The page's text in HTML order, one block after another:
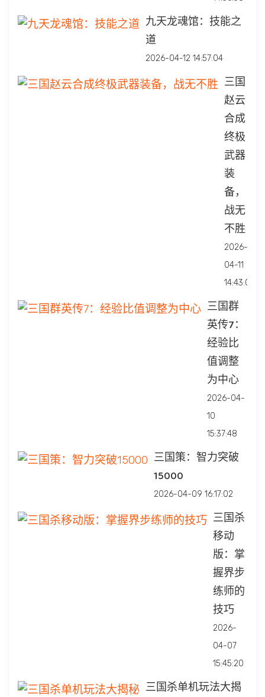
九天龙魂馆：技能之
道
2026-04-12 14:57:04
三国
赵云
合成
终极
武器
装
备，
战无
不胜
2026-
04-11
14:43:07
三国群
英传7：
经验比
值调整
为中心
2026-04-
10
15:37:48
三国策：智力突破
15000
2026-04-09 16:17:02
三国杀
移动
版：掌
握界步
练师的
技巧
2026-
04-07
15:45:20
三国杀单机玩法大揭